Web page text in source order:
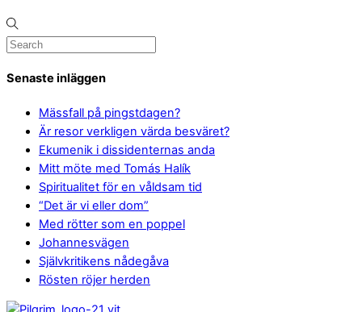
Senaste inläggen
Mässfall på pingstdagen?
Är resor verkligen värda besväret?
Ekumenik i dissidenternas anda
Mitt möte med Tomás Halík
Spiritualitet för en våldsam tid
“Det är vi eller dom”
Med rötter som en poppel
Johannesvägen
Självkritikens nådegåva
Rösten röjer herden